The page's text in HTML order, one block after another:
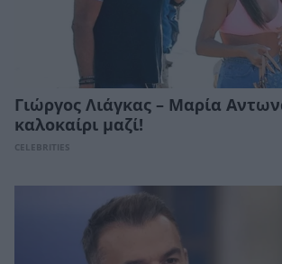
Γιώργος Λιάγκας – Μαρία
καλοκαίρι μαζί!
CELEBRITIES